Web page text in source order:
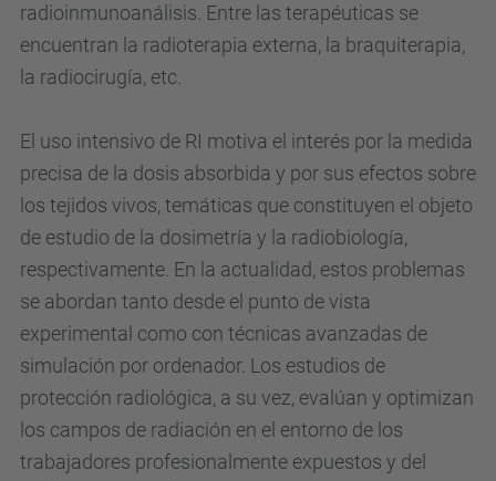
radioinmunoanálisis. Entre las terapéuticas se
encuentran la radioterapia externa, la braquiterapia,
la radiocirugía, etc.
El uso intensivo de RI motiva el interés por la medida
precisa de la dosis absorbida y por sus efectos sobre
los tejidos vivos, temáticas que constituyen el objeto
de estudio de la dosimetría y la radiobiología,
respectivamente. En la actualidad, estos problemas
se abordan tanto desde el punto de vista
experimental como con técnicas avanzadas de
simulación por ordenador. Los estudios de
protección radiológica, a su vez, evalúan y optimizan
los campos de radiación en el entorno de los
trabajadores profesionalmente expuestos y del